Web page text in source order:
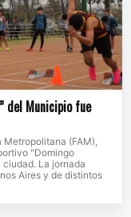
del Municipio fue
(FAM),
"Domingo
La jornada
Aires y de distintos